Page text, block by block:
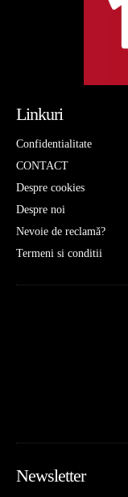
Linkuri
Confidentialitate
CONTACT
Despre cookies
Despre noi
Nevoie de reclamă?
Termeni si conditii
Newsletter